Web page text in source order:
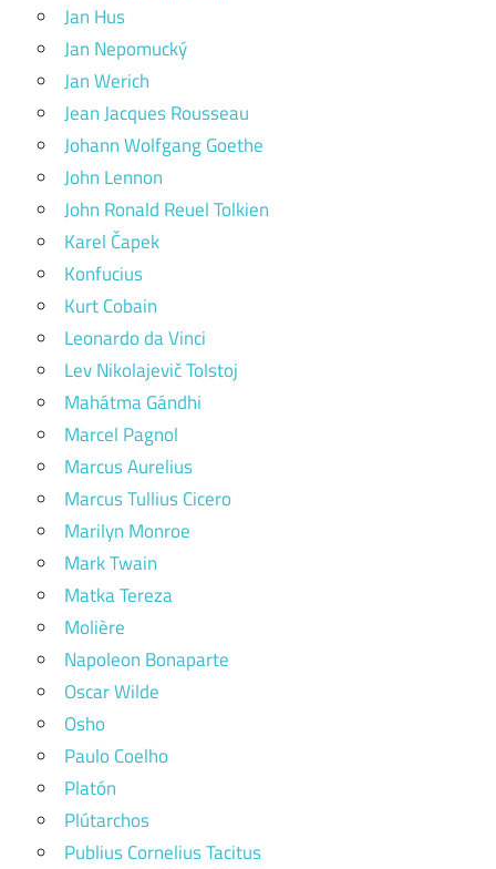
Jan Hus
Jan Nepomucký
Jan Werich
Jean Jacques Rousseau
Johann Wolfgang Goethe
John Lennon
John Ronald Reuel Tolkien
Karel Čapek
Konfucius
Kurt Cobain
Leonardo da Vinci
Lev Nikolajevič Tolstoj
Mahátma Gándhi
Marcel Pagnol
Marcus Aurelius
Marcus Tullius Cicero
Marilyn Monroe
Mark Twain
Matka Tereza
Molière
Napoleon Bonaparte
Oscar Wilde
Osho
Paulo Coelho
Platón
Plútarchos
Publius Cornelius Tacitus